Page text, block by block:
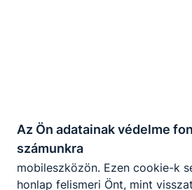
Az Ön adatainak védelme
számunkra
A "maradandó sütik" a honlap
is tárolódnak a számítógépen,
mobileszközön. Ezen cookie-k
honlap felismeri Önt, mint